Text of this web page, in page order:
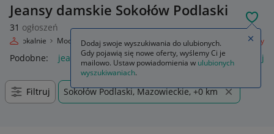
Jeansy damskie Sokołów Podlaski
31 ogłoszeń
Lokalnie Moda Odzież, Obuwie, Dodatki Odzież damska Jeansy
Podobne: jeansy jeansy damskie jeansy wendy trendy
Filtruj Sokołów Podlaski, Mazowieckie, +0 km
Dodaj swoje wyszukiwania do ulubionych.
Gdy pojawią się nowe oferty, wyślemy Ci je
mailowo. Ustaw powiadomienia w ulubionych
wyszukiwaniach.